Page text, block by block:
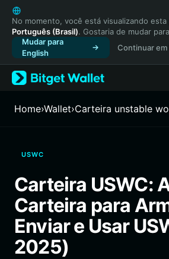
English
日本語
Tiếng Việt
Русский
Español (Latinoamérica)
Türkçe
Français
繁體中文
Bahasa Indonesia
ภาษาไทย
हिन्दी
Español
Português (Brasil)
No momento, você está visualizando esta
Português (Brasil). Gostaria de mudar para
Mudar para
English
Continuar
Home›Wallet›Carteira unstable
USWC
Carteira USWC:
Carteira para
Enviar e Usar
2025)